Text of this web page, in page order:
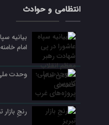
انتظامی و حوادث
بیانیه
امام
وحدت
رنجِ بازار